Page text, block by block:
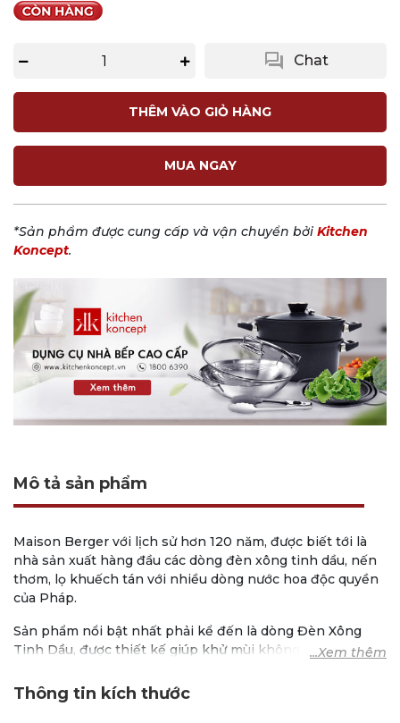
question_answer Chat
THÊM VÀO GIỎ HÀNG
MUA NGAY
*Sản phẩm được cung cấp và vận chuyển bởi Kitchen
Koncept.
Mô tả sản phẩm
Maison Berger với lịch sử hơn 120 năm, được biết tới là
nhà sản xuất hàng đầu các dòng đèn xông tinh dầu, nến
thơm, lọ khuếch tán với nhiều dòng nước hoa độc quyền
của Pháp.
Sản phẩm nổi bật nhất phải kể đến là dòng Đèn Xông
Tinh Dầu, được thiết kế giúp khử mùi không khí cũng
của bạn. Để sử dụng chung với đèn xông, bạn có thể tự
do lựa chọn hơn 50 hương thơm độc quyền của Maison
Thông tin kích thước